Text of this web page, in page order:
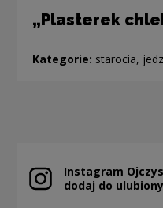
„Plasterek
Kategorie: starocia,
Instagram
dodaj do
Note, the link will open